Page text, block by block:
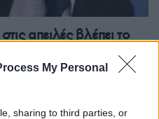
My Personal
sharing to third parties, or
απειλές βλέπει το
drone με εκρηκτικά